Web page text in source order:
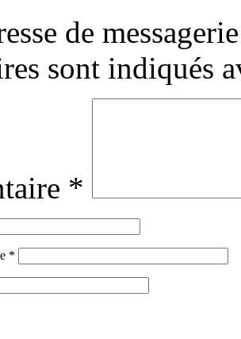
de
sont indiqués
*
*